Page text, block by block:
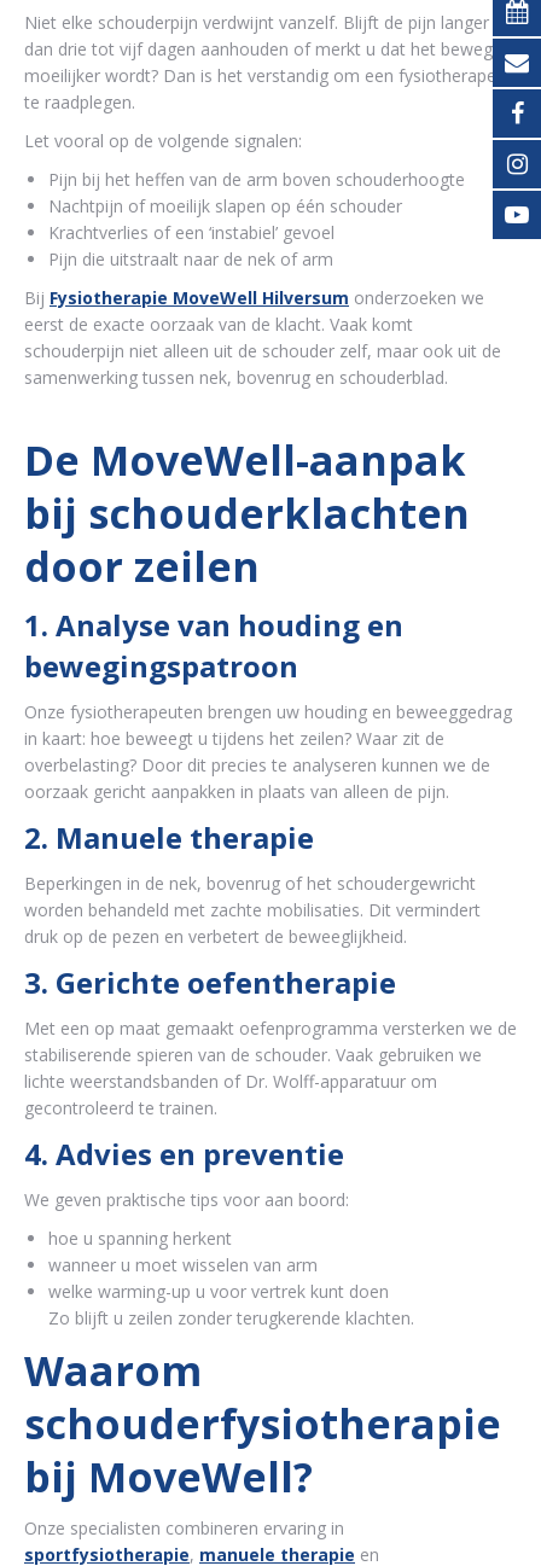
Niet elke schouderpijn verdwijnt vanzelf. Blijft de pijn langer
dan drie tot vijf dagen aanhouden of merkt u dat het bewegen
moeilijker wordt? Dan is het verstandig om een fysiotherapeut
te raadplegen.
Let vooral op de volgende signalen:
Pijn bij het heffen van de arm boven schouderhoogte
Nachtpijn of moeilijk slapen op één schouder
Krachtverlies of een ‘instabiel’ gevoel
Pijn die uitstraalt naar de nek of arm
Bij Fysiotherapie MoveWell Hilversum onderzoeken we
eerst de exacte oorzaak van de klacht. Vaak komt
schouderpijn niet alleen uit de schouder zelf, maar ook uit de
samenwerking tussen nek, bovenrug en schouderblad.
De MoveWell-aanpak
bij schouderklachten
door zeilen
1. Analyse van houding en
bewegingspatroon
Onze fysiotherapeuten brengen uw houding en beweeggedrag
in kaart: hoe beweegt u tijdens het zeilen? Waar zit de
overbelasting? Door dit precies te analyseren kunnen we de
oorzaak gericht aanpakken in plaats van alleen de pijn.
2. Manuele therapie
Beperkingen in de nek, bovenrug of het schoudergewricht
worden behandeld met zachte mobilisaties. Dit vermindert
druk op de pezen en verbetert de beweeglijkheid.
3. Gerichte oefentherapie
Met een op maat gemaakt oefenprogramma versterken we de
stabiliserende spieren van de schouder. Vaak gebruiken we
lichte weerstandsbanden of Dr. Wolff-apparatuur om
gecontroleerd te trainen.
4. Advies en preventie
We geven praktische tips voor aan boord:
hoe u spanning herkent
wanneer u moet wisselen van arm
welke warming-up u voor vertrek kunt doen
Zo blijft u zeilen zonder terugkerende klachten.
Waarom
schouderfysiotherapie
bij MoveWell?
Onze specialisten combineren ervaring in
sportfysiotherapie, manuele therapie en